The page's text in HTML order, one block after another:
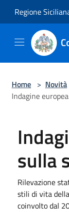
Regione
Home > Novità
Indagine
sulla
Rilevazione
stili di vita
coinvolto dal